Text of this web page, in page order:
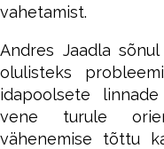
vahetamist.
Andres Jaadla
olulisteks
idapoolsete
vene turule
vähenemise tõttu